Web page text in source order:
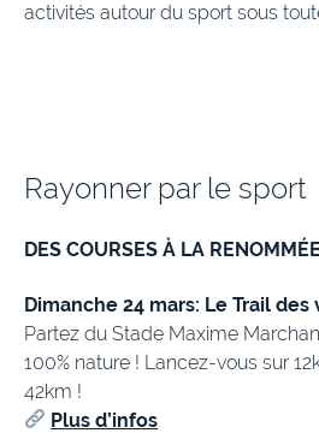
activités autour du sport sous
Rayonner par le sport
DES COURSES À LA
Dimanche 24 mars: Le Trail
Partez du Stade Maxime
100% nature ! Lancez-vous sur
42km !
Plus d’infos